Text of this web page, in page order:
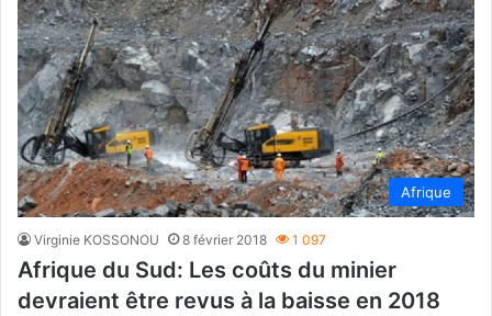
Afrique
Virginie KOSSONOU 8 février 2018 1 097
Afrique du Sud: Les coûts du minier
devraient être revus à la baisse en 2018